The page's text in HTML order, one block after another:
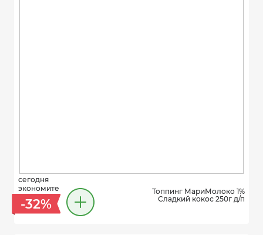
сегодня
экономите
-32%
Топпинг МариМолоко 1%
Сладкий кокос 250г д/п